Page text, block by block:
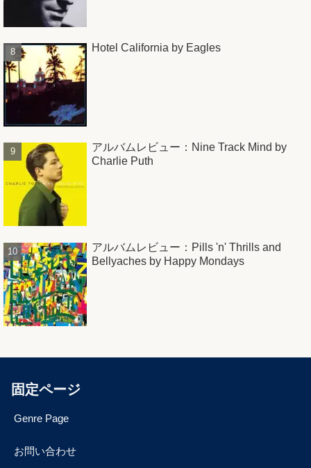
Hotel California by Eagles
アルバムレビュー：Nine Track Mind by
Charlie Puth
アルバムレビュー：Pills 'n' Thrills and
Bellyaches by Happy Mondays
固定ページ
Genre Page
お問い合わせ